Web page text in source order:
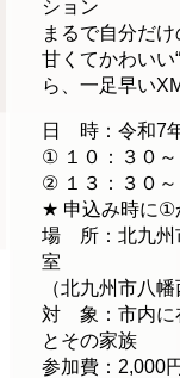
ション
まるで自分だ
甘くてかわいい
ら、一足早い
日 時：令和7
① １０：３０～
② １３：３０～
★ 申込み時に①
場 所：北九州
室
（北九州市八
対 象：市内に
とその家族
参加費：2,000